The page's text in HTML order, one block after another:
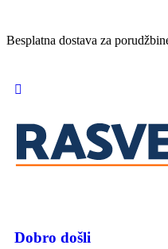
Besplatna dostava za
Dobro došli